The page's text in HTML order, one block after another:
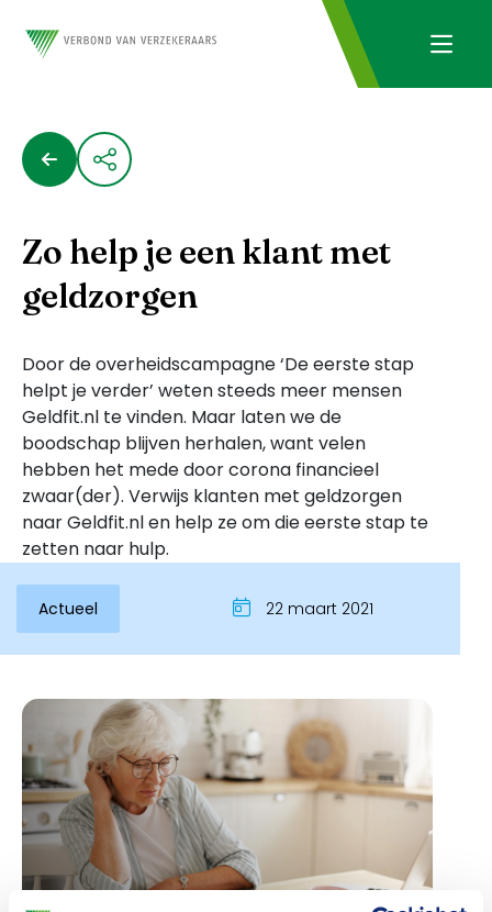
Inloggen
Zo help je een klant met
geldzorgen
Door de overheidscampagne ‘De eerste stap
helpt je verder’ weten steeds meer mensen
Geldfit.nl te vinden. Maar laten we de
boodschap blijven herhalen, want velen
hebben het mede door corona financieel
zwaar(der). Verwijs klanten met geldzorgen
naar Geldfit.nl en help ze om die eerste stap te
zetten naar hulp.
Actueel 22 maart 2021